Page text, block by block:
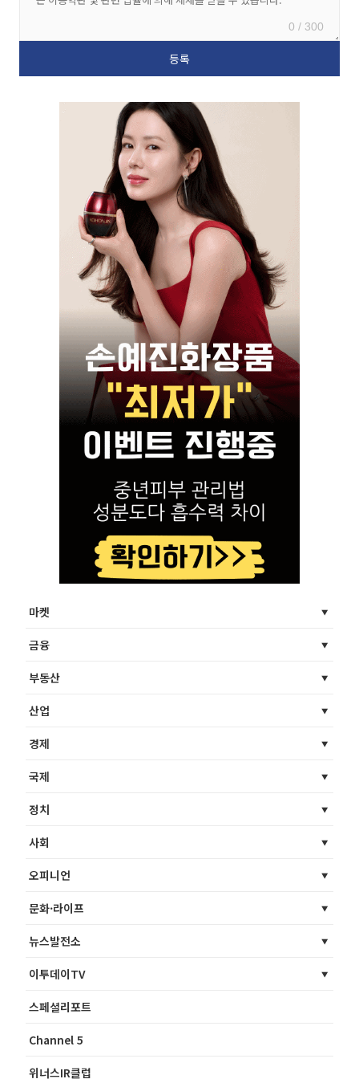
0 / 300
마켓
금융
부동산
산업
경제
국제
정치
사회
오피니언
문화·라이프
뉴스발전소
이투데이TV
스페셜리포트
Channel 5
위너스IR클럽